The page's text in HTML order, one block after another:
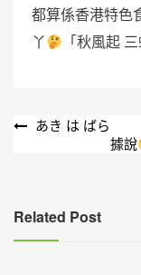
都算係香港特色
丫
「秋風起
文
覽
あき は ばら
據說
Related Post